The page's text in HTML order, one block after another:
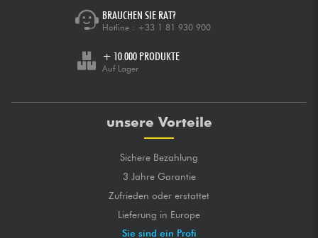
BRAUCHEN SIE RAT?
Hotline : +33 1 81 930 900
+ 10.000 PRODUKTE
Auf Lager
unsere Vorteile
Sichere Bezahlung
3 Jahre Garantie
Zufrieden oder erstattet
Lieferung in Europe
Sie sind ein Profi